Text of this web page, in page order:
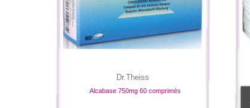
Dr.Theiss
Alcabase 750mg 60 comprimés